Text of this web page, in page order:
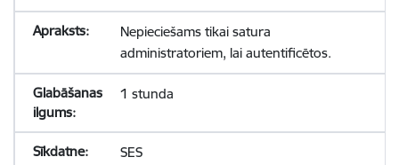
Nepieciešams tikai satura
administratoriem, lai autentificētos.
1 stunda
SES